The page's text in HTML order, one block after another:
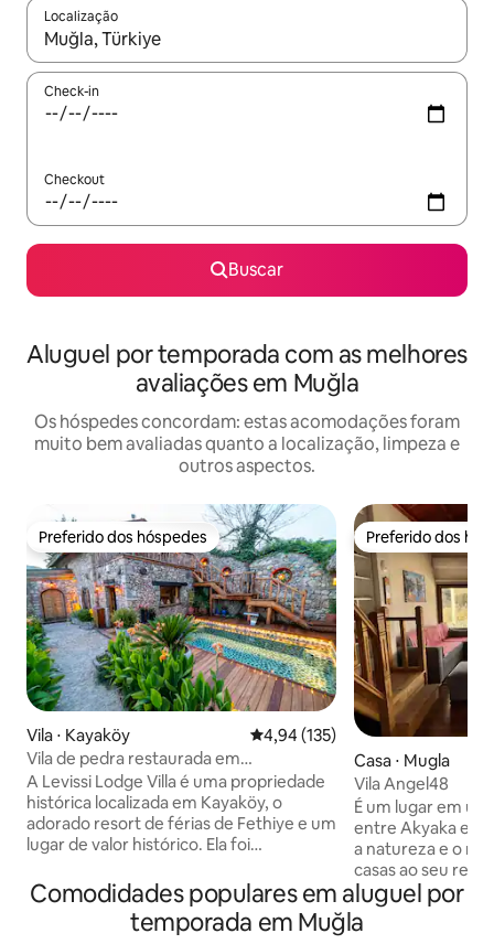
Localização
Quando os resultados estiverem disponíveis, explore-os
Check-in
Checkout
Buscar
Aluguel por temporada com as melhores
avaliações em Muğla
Os hóspedes concordam: estas acomodações foram
muito bem avaliadas quanto a localização, limpeza e
outros aspectos.
Preferido dos hóspedes
Preferido dos hóspedes
Vila ⋅ Kayaköy 4,94 de uma avaliação média de
4,94 (135)
Vila de pedra restaurada em
Fethiye/Kayaköy
A Levissi Lodge Villa é uma propriedade
histórica localizada em Kayaköy, o
adorado resort de férias de Fethiye e um
lugar de valor histórico. Ela foi
İnşaat, preservando seu caráter
histórico e sua arquitetura. Com sua
piscina, projetada para ficar escondida, e
Preferido dos
Preferido dos
Casa ⋅ Mugla
Vila Angel48
É um lugar em
entre Akyaka e
a natureza e o
casas ao seu
para ler um livro.
com o canto dos
pode ver as
Comodidades populares em aluguel por
temporada em Muğla